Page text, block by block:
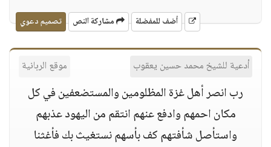
أضف للمفضلة مشاركة النص تصميم دعوي
أدعية للشيخ محمد حسين يعقوب موقع الربانية
رب انصر أهل غزة المظلومين والمستضعفين في كل
مكان احمهم وادفع عنهم انتقم من اليهود عذبهم
واستأصل شأفتهم كف بأسهم نستغيث بك فأغثنا